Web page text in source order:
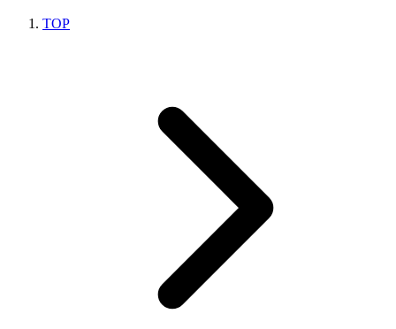
TOP